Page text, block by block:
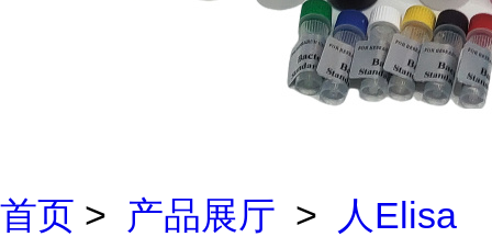
首页 > 产品展厅 >
人Elisa